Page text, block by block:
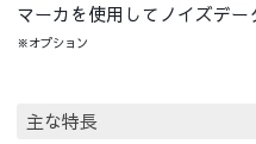
マーカを使用してノイズデー
※オプション
主な特長